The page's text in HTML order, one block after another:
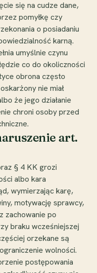
się na cudze dane,
pomyłkę czy
o posiadaniu
karną.
umyślnie czynu
co do okoliczności
obrona często
nie miał
że jego działanie
chroni osoby przed
art.
§ 4 KK grozi
albo kara
wymierzając karę,
motywację sprawcy,
zachowanie po
braku wcześniejszej
orzekane są
wolności.
postępowania